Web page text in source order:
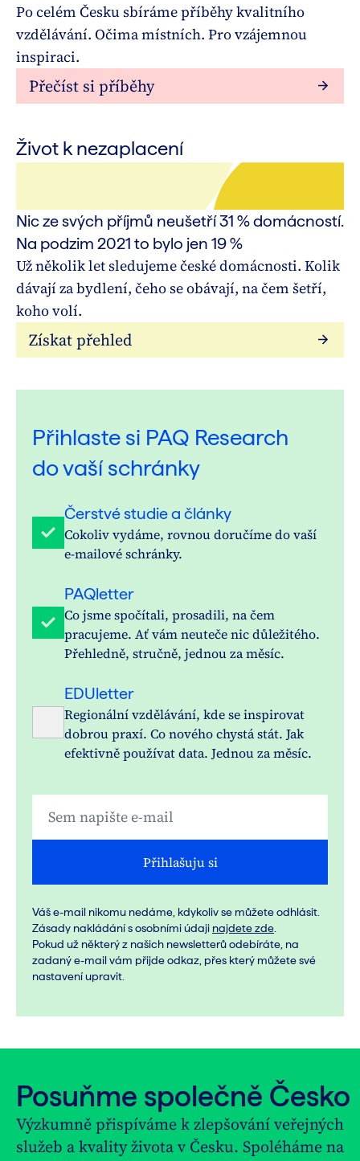
Po celém Česku sbíráme příběhy kvalitního
vzdělávání. Očima místních. Pro vzájemnou
inspiraci.
Přečíst si příběhy
Život k nezaplacení
Nic ze svých příjmů neušetří 31 % domácností.
Na podzim 2021 to bylo jen 19 %
Už několik let sledujeme české domácnosti. Kolik
dávají za bydlení, čeho se obávají, na čem šetří,
koho volí.
Získat přehled
Přihlaste si PAQ Research
do vaší schránky
Čerstvé studie a články
Cokoliv vydáme, rovnou doručíme do vaší
e-mailové schránky.
PAQletter
Co jsme spočítali, prosadili, na čem
pracujeme. Ať vám neuteče nic důležitého.
Přehledně, stručně, jednou za měsíc.
EDUletter
Regionální vzdělávání, kde se inspirovat
dobrou praxí. Co nového chystá stát. Jak
efektivně používat data. Jednou za měsíc.
Přihlašuju si
Váš e-mail nikomu nedáme, kdykoliv se můžete odhlásit.
Zásady nakládání s osobními údaji najdete zde
Pokud už některý z našich newsletterů odebíráte, na
zadaný e-mail vám přijde odkaz, přes který můžete své
nastavení upravit.
Posuňme společně Česko
Výzkumně přispíváme k zlepšování veřejných
služeb a kvality života v Česku. Spoléháme na